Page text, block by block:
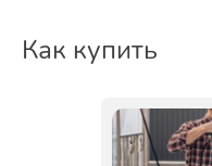
Как купить